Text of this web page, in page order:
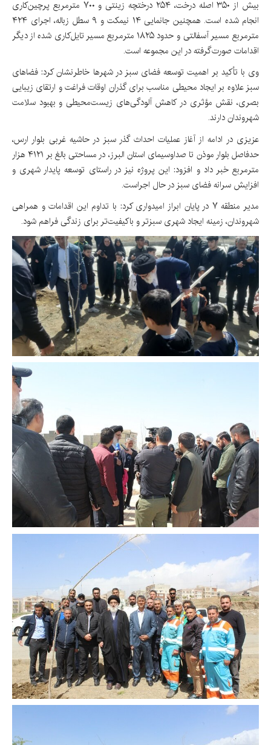
بیش از ۳۵۰ اصله درخت، ۲۵۴ درختچه زینتی و ۷۰۰ مترمربع پرچین‌کاری
انجام شده است. همچنین جانمایی ۱۴ نیمکت و ۹ سطل زباله، اجرای ۴۲۴
مترمربع مسیر آسفالتی و حدود ۱۸۲۵ مترمربع مسیر تایل‌کاری شده از دیگر
اقدامات صورت‌گرفته در این مجموعه است.
وی با تأکید بر اهمیت توسعه فضای سبز در شهرها خاطرنشان کرد: فضاهای
سبز علاوه بر ایجاد محیطی مناسب برای گذران اوقات فراغت و ارتقای زیبایی
بصری، نقش مؤثری در کاهش آلودگی‌های زیست‌محیطی و بهبود سلامت
شهروندان دارند.
عزیزی در ادامه از آغاز عملیات احداث گذر سبز در حاشیه غربی بلوار ارس،
حدفاصل بلوار موذن تا صداوسیمای استان البرز، در مساحتی بالغ بر ۴۱۲۱ هزار
مترمربع خبر داد و افزود: این پروژه نیز در راستای توسعه پایدار شهری و
افزایش سرانه فضای سبز در حال اجراست.
مدیر منطقه ۷ در پایان ابراز امیدواری کرد: با تداوم این اقدامات و همراهی
شهروندان، زمینه ایجاد شهری سبزتر و باکیفیت‌تر برای زندگی فراهم شود.